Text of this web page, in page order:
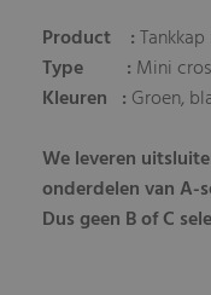
Product :
Type : Mini
Kleuren : Groen,
We leveren
onderdelen van A-
Dus geen B of C